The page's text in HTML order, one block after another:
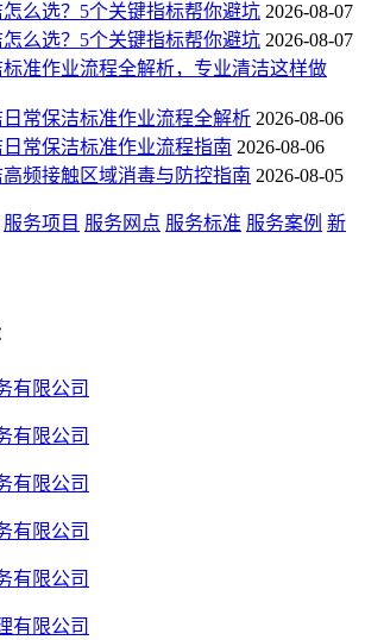
么选？5个关键指标帮你避坑 2026-08-07
么选？5个关键指标帮你避坑 2026-08-07
准作业流程全解析，专业清洁这样做
常保洁标准作业流程全解析 2026-08-06
常保洁标准作业流程指南 2026-08-06
频接触区域消毒与防控指南 2026-08-05
服务项目 服务网点 服务标准 服务案例 新
有限公司
有限公司
有限公司
有限公司
有限公司
有限公司